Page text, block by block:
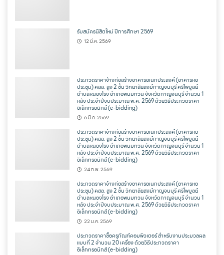
รับสมัครนิสิตใหม่ ปีการศึกษา 2569
12 มี.ค. 2569
ประกวดราคาจ้างก่อสร้างอาคารอเนกประสงค์ (อาคารหอ
ประชุม) คสล. สูง 2 ชั้น วิทยาลัยสงฆ์กาญจนบุรี ศรีไพบูลย์
ตำบลหนองโรง อำเภอพนมทวน จังหวัดกาญจนบุรี จำนวน 1
หลัง ประจำปีงบประมาณ พ.ศ. 2569 ด้วยวิธีประกวดราคา
อิเล็กทรอนิกส์ (e-bidding)
6 มี.ค. 2569
ประกวดราคาจ้างก่อสร้างอาคารอเนกประสงค์ (อาคารหอ
ประชุม) คสล. สูง 2 ชั้น วิทยาลัยสงฆ์กาญจนบุรี ศรีไพบูลย์
ตำบลหนองโรง อำเภอพนมทวน จังหวัดกาญจนบุรี จำนวน 1
หลัง ประจำปีงบประมาณ พ.ศ. 2569 ด้วยวิธีประกวดราคา
อิเล็กทรอนิกส์ (e-bidding)
24 ก.พ. 2569
ประกวดราคาจ้างก่อสร้างอาคารอเนกประสงค์ (อาคารหอ
ประชุม) คสล. สูง 2 ชั้น วิทยาลัยสงฆ์กาญจนบุรี ศรีไพบูลย์
ตำบลหนองโรง อำเภอพนมทวน จังหวัดกาญจนบุรี จำนวน 1
หลัง ประจำปีงบประมาณ พ.ศ. 2569 ด้วยวิธีประกวดราคา
อิเล็กทรอนิกส์ (e-bidding)
22 ม.ค. 2569
ประกวดราคาซื้อครุภัณฑ์คอมพิวเตอร์ สำหรับงานประมวลผล
แบบที่ 2 จำนวน 20 เครื่อง ด้วยวิธีประกวดราคา
อิเล็กทรอนิกส์ (e-bidding)